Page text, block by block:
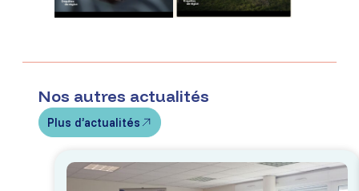
Nos autres actualités
Plus d’actualités